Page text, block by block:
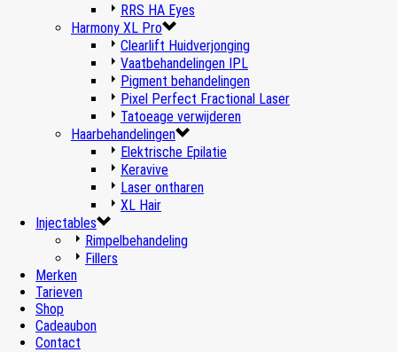
RRS HA Eyes
Harmony XL Pro
Clearlift Huidverjonging
Vaatbehandelingen IPL
Pigment behandelingen
Pixel Perfect Fractional Laser
Tatoeage verwijderen
Haarbehandelingen
Elektrische Epilatie
Keravive
Laser ontharen
XL Hair
Injectables
Rimpelbehandeling
Fillers
Merken
Tarieven
Shop
Cadeaubon
Contact